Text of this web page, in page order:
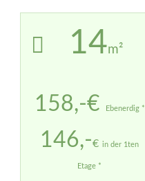
14m²
158,-€ Ebenerdig *
146,-€ in der 1ten
Etage *